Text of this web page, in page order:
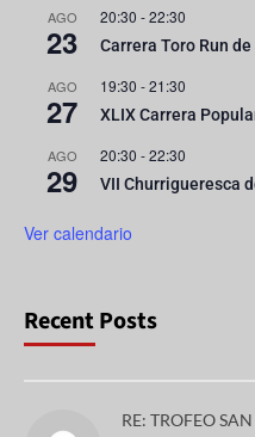
AGO
23
20:30 -22:30
Carrera Toro Run
AGO
27
19:30 -21:30
XLIX Carrera
AGO
29
20:30 -22:30
VII Churrigueresca
Ver calendario
Recent Posts
RE: TROFEO